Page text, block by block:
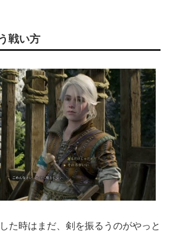
戦い方
た時はまだ、剣を振るうのがやっと